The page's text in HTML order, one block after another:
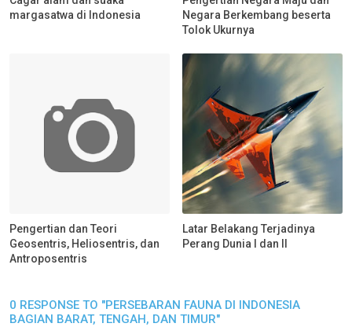
margasatwa di Indonesia
Negara Berkembang beserta
Tolok Ukurnya
Pengertian dan Teori
Geosentris, Heliosentris, dan
Antroposentris
Latar Belakang Terjadinya
Perang Dunia I dan II
0 RESPONSE TO "PERSEBARAN FAUNA DI INDONESIA
BAGIAN BARAT, TENGAH, DAN TIMUR"